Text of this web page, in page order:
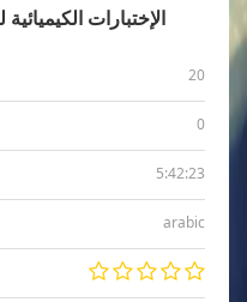
الإختبارات
20
0
5:42:23
arabic